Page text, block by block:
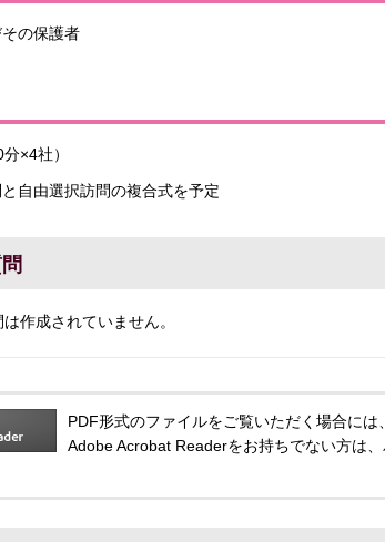
の保護者
×4社）
自由選択訪問の複合式を予定
作成されていません。
PDF形式のファイルをご覧いただく場合には
Adobe Acrobat Readerをお持ちでない方は